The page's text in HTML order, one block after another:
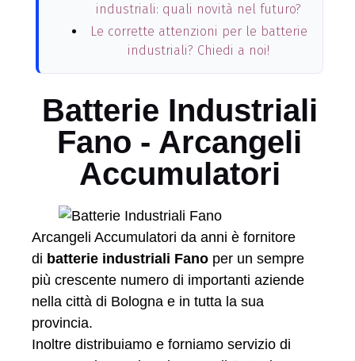
industriali: quali novità nel futuro?
Le corrette attenzioni per le batterie
industriali? Chiedi a noi!
Batterie Industriali
Fano - Arcangeli
Accumulatori
Arcangeli Accumulatori da anni è fornitore
di batterie industriali Fano per un sempre
più crescente numero di importanti aziende
nella città di Bologna e in tutta la sua
provincia.
Inoltre distribuiamo e forniamo servizio di